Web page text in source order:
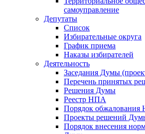
самоуправление
Депутаты
Список
Избирательные округа
График приема
Наказы избирателей
Деятельность
Заседания Думы
Перечень принятых
Решения Думы
Реестр НПА
Порядок
Проекты решений
Порядок внесения